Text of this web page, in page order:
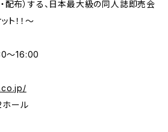
配布）する、日本最大級の同人誌即売会
ト！！〜
〜16:00
ール